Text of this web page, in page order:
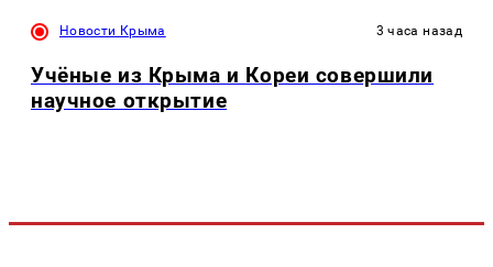
Новости Крыма 3 часа назад
Учёные из Крыма и Кореи совершили
научное открытие